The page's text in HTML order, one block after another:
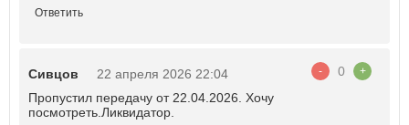
Ответить
Сивцов 22 апреля 2026 22:04 - 0 +
Пропустил передачу от 22.04.2026. Хочу
посмотреть.Ликвидатор.